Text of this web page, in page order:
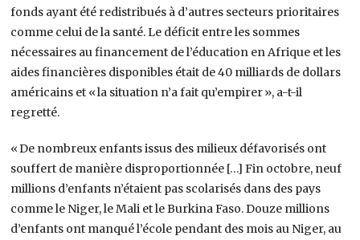
fonds ayant été redistribués à d’autres secteurs prioritaires
comme celui de la santé. Le déficit entre les sommes
nécessaires au financement de l’éducation en Afrique et les
aides financières disponibles était de 40 milliards de dollars
américains et « la situation n’a fait qu’empirer », a-t-il
regretté.
« De nombreux enfants issus des milieux défavorisés ont
souffert de manière disproportionnée […] Fin octobre, neuf
millions d’enfants n’étaient pas scolarisés dans des pays
comme le Niger, le Mali et le Burkina Faso. Douze millions
d’enfants ont manqué l’école pendant des mois au Niger, au